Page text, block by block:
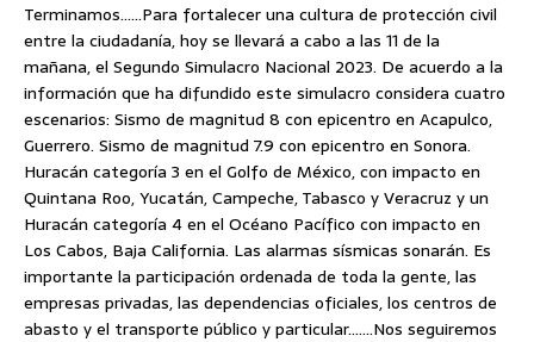
Terminamos……Para fortalecer una cultura de protección civil
entre la ciudadanía, hoy se llevará a cabo a las 11 de la
mañana, el Segundo Simulacro Nacional 2023. De acuerdo a la
información que ha difundido este simulacro considera cuatro
escenarios: Sismo de magnitud 8 con epicentro en Acapulco,
Guerrero. Sismo de magnitud 7.9 con epicentro en Sonora.
Huracán categoría 3 en el Golfo de México, con impacto en
Quintana Roo, Yucatán, Campeche, Tabasco y Veracruz y un
Huracán categoría 4 en el Océano Pacífico con impacto en
Los Cabos, Baja California. Las alarmas sísmicas sonarán. Es
importante la participación ordenada de toda la gente, las
empresas privadas, las dependencias oficiales, los centros de
abasto y el transporte público y particular…….Nos seguiremos